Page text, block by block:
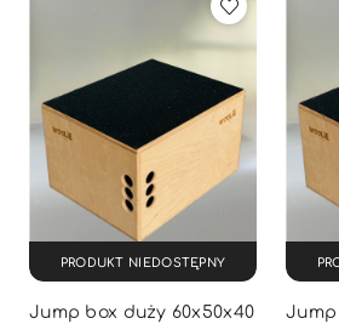
Jump box duży 60x50x40
PRODUKT NIEDOSTĘPNY
Jump